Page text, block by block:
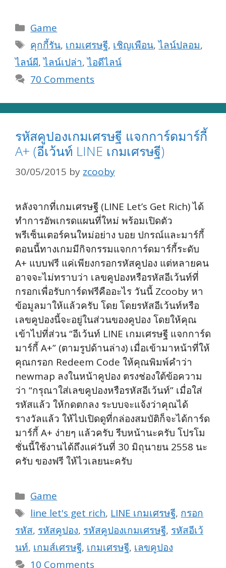
Categories
Game
Tags
คุกกี้รัน, เกมเศรษฐี, เชิญเพือน,ไลน์ปลอม,
ไลน์ผี,ไลน์เปล่า,ไอดีไลน์
70 Comments
รหัสคูปองเกมเศรษฐี แจกการ์ดมาร์กี้
A+ (อีเว้นท์ LINE เกมเศรษฐี)
30/05/2015 by zcooby
หลังจากที่เกมเศรษฐี (LINE Let’s Get Rich) ได้
ทำการอัพเกรดแผนที่ใหม่ พร้อมเปิดตัว
พรีเซ็นเตอร์คนใหม่อย่าง บอย ปกรณ์และมาร์กี้
ตอนนี้ทางเกมมีกิจกรรมแจกการ์ดมาร์กี้ระดับ
A+ แบบฟรี แค่เพียงกรอกรหัสคูปอง แต่หลายคน
อาจจะไม่ทราบว่า เลขคูปองหรือรหัสอีเว้นท์ที่
กรอกเพื่อรับการ์ดฟรีคืออะไร วันนี้ Zcooby หา
ข้อมูลมาให้แล้วครับ โดย โดยรหัสอีเว้นท์หรือ
เลขคูปองนี้จะอยู่ในส่วนของคูปอง โดยให้คุณ
เข้าไปที่ส่วน “อีเว้นท์ LINE เกมเศรษฐี แจกการ์ด
มาร์กี้ A+” (ตามรูปด้านล่าง) เมื่อเข้ามาหน้าที่ให้
คุณกรอก Redeem Code ให้คุณพิมพ์คำว่า
newmap ลงในหน้าคูปอง ตรงช่องใต้ข้อความ
ว่า “กรุณาใส่เลขคูปองหรือรหัสอีเว้นท์” เมื่อใส่
รหัสแล้ว ให้กดตกลง ระบบจะแจ้งว่าคุณได้
รางวัลแล้ว ให้ไปเปิดดูที่กล่องสมบัติก็จะได้การ์ด
มาร์กี้ A+ ง่ายๆ แล้วครับ รีบหน้านะครับ โปรโม
ชั่นนี้ใช้งานได้ถึงแค่วันที่ 30 มิถุนายน 2558 นะ
ครับ ของฟรี ให้ไวเลยนะครับ
Categories
Game
Tags
line let's get rich, LINE เกมเศรษฐี, กรอก
รหัส, รหัสคูปอง, รหัสคูปองเกมเศรษฐี, รหัสอีเว้
นท์, เกมส์เศรษฐี, เกมเศรษฐี, เลขคูปอง
10 Comments